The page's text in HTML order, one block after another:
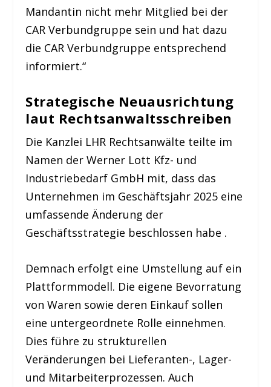
Mandantin nicht mehr Mitglied bei der
CAR Verbundgruppe sein und hat dazu
die CAR Verbundgruppe entsprechend
informiert.“
Strategische Neuausrichtung
laut Rechtsanwaltsschreiben
Die Kanzlei LHR Rechtsanwälte teilte im
Namen der Werner Lott Kfz- und
Industriebedarf GmbH mit, dass das
Unternehmen im Geschäftsjahr 2025 eine
umfassende Änderung der
Geschäftsstrategie beschlossen habe .
Demnach erfolgt eine Umstellung auf ein
Plattformmodell. Die eigene Bevorratung
von Waren sowie deren Einkauf sollen
eine untergeordnete Rolle einnehmen.
Dies führe zu strukturellen
Veränderungen bei Lieferanten-, Lager-
und Mitarbeiterprozessen. Auch